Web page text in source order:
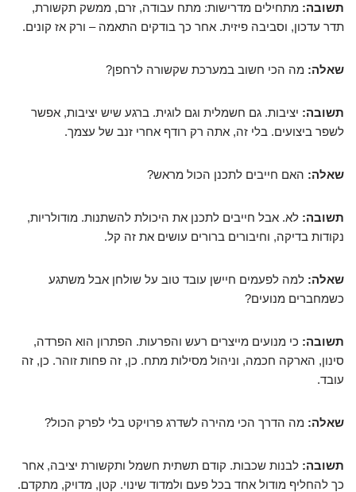
תשובה: מתחילים מדרישות: מתח עבודה, זרם, ממשק תקשורת,
תדר עדכון, וסביבה פיזית. אחר כך בודקים התאמה – ורק אז קונים.
שאלה: מה הכי חשוב במערכת שקשורה לרחפן?
תשובה: יציבות. גם חשמלית וגם לוגית. ברגע שיש יציבות, אפשר
לשפר ביצועים. בלי זה, אתה רק רודף אחרי זנב של עצמך.
שאלה: האם חייבים לתכנן הכול מראש?
תשובה: לא. אבל חייבים לתכנן את היכולת להשתנות. מודולריות,
נקודות בדיקה, וחיבורים ברורים עושים את זה קל.
שאלה: למה לפעמים חיישן עובד טוב על שולחן אבל משתגע
כשמחברים מנועים?
תשובה: כי מנועים מייצרים רעש והפרעות. הפתרון הוא הפרדה,
סינון, הארקה חכמה, וניהול מסילות מתח. כן, זה פחות זוהר. כן, זה
עובד.
שאלה: מה הדרך הכי מהירה לשדרג פרויקט בלי לפרק הכול?
תשובה: לבנות שכבות. קודם תשתית חשמל ותקשורת יציבה, אחר
כך להחליף מודול אחד בכל פעם ולמדוד שינוי. קטן, מדויק, מתקדם.